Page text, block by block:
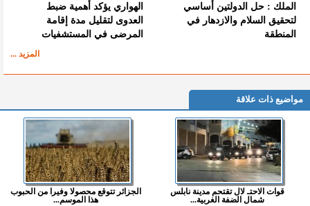
الملك : حل الدولتين أساسي
لتحقيق السلام والازدهار في
المنطقة
الهواري يؤكد أهمية ضبط
العدوى لتقليل مدة إقامة
المرضى في المستشفيات
المزيد ...
مواضيع ذات علاقة
قوات الاحتـ لال تقتحم مدينة نابلس
شمال الضفة الغربية...
الجزائر تتوقع محصولا وفيرا من الحبوب
هذا الموسم...